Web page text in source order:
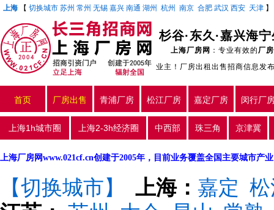
上海 【 切换城市 苏州 常州 无锡 嘉兴 南通 湖州 杭州 南京 合肥 武汉 西安 天津 】
杉谷·东久·嘉兴海
上海厂房网 ：专业有效的厂
业主！厂房出租出售招商信息发
首页 厂房出售 青浦厂房 松江厂房 嘉定厂房 闵行厂
上海1h城市圈 上海2-3h经济圈 中西部 珠三角 京津冀
上海厂房网www.021cf.cn创建于2005年，目前业务覆盖全国主要城市产
【切换城市】 上海： 嘉定